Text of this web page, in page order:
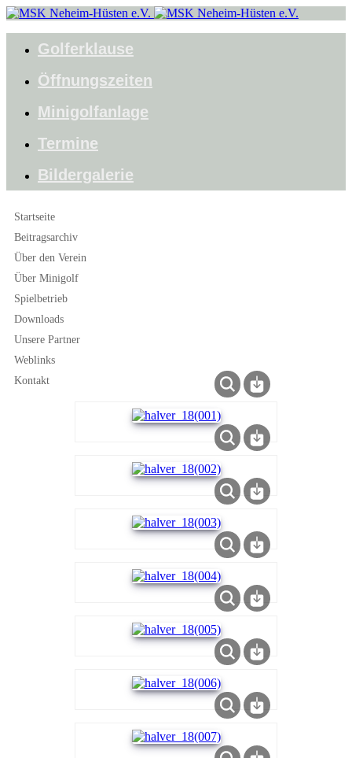
Golferklause
Öffnungszeiten
Minigolfanlage
Termine
Bildergalerie
Startseite
Beitragsarchiv
Über den Verein
Über Minigolf
Spielbetrieb
Downloads
Unsere Partner
Weblinks
Kontakt